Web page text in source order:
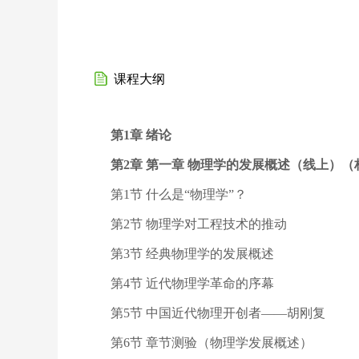
课程大纲
第1章 绪论
第2章 第一章 物理学的发展概述（线上）（
第1节 什么是“物理学”？
第2节 物理学对工程技术的推动
第3节 经典物理学的发展概述
第4节 近代物理学革命的序幕
第5节 中国近代物理开创者——胡刚复
第6节 章节测验（物理学发展概述）